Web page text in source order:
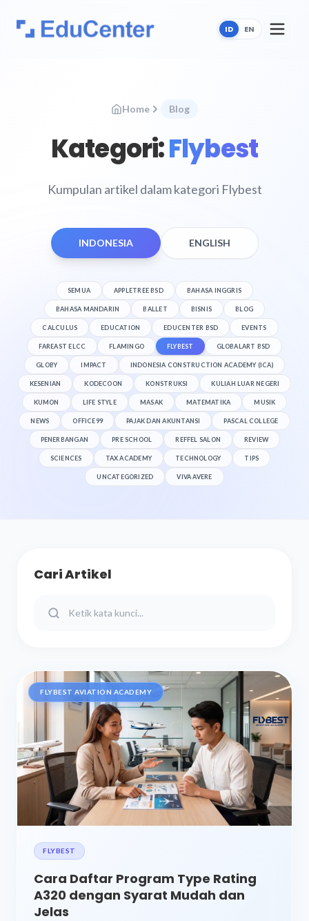
ID EN
Home Blog
Kategori:Flybest
Kumpulan artikel dalam kategori Flybest
INDONESIA ENGLISH
SEMUA APPLETREE BSD BAHASA INGGRIS
BAHASA MANDARIN BALLET BISNIS BLOG
CALCULUS EDUCATION EDUCENTER BSD EVENTS
FAREAST ELCC FLAMINGO FLYBEST GLOBALART BSD
GLOBY IMPACT INDONESIA CONSTRUCTION ACADEMY (ICA)
KESENIAN KODECOON KONSTRUKSI KULIAH LUAR NEGERI
KUMON LIFE STYLE MASAK MATEMATIKA MUSIK
NEWS OFFICE99 PAJAK DAN AKUNTANSI PASCAL COLLEGE
PENERBANGAN PRE SCHOOL REFFEL SALON REVIEW
SCIENCES TAX ACADEMY TECHNOLOGY TIPS
UNCATEGORIZED VIVA AVERE
Cari Artikel
FLYBEST AVIATION ACADEMY
FLYBEST
Cara Daftar Program Type Rating
A320 dengan Syarat Mudah dan
Jelas